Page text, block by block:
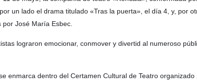
un lado el drama titulado «Tras la puerta», el día 4, y, por
José María Esbec.
lograron emocionar, conmover y divertid al numeroso
enmarca dentro del Certamen Cultural de Teatro